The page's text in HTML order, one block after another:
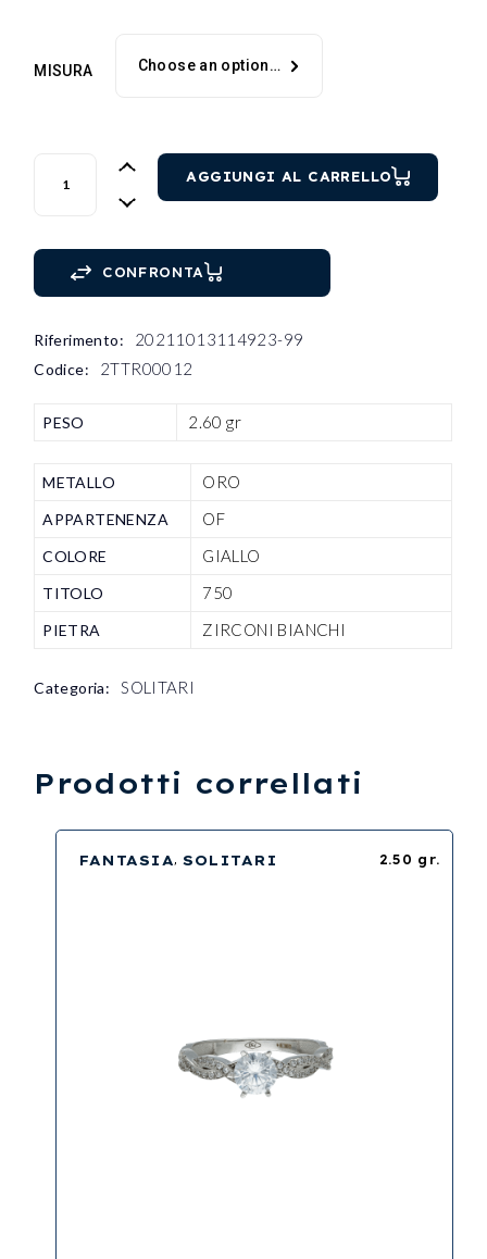
MISURA Choose an option…
ANELLO SOLITARIO FANTASIA OG quantity
AGGIUNGI AL CARRELLO
CONFRONTA
Riferimento: 20211013114923-99
Codice: 2TTR00012
PESO 2.60 gr
METALLO ORO
APPARTENENZA OF
COLORE GIALLO
TITOLO 750
PIETRA ZIRCONI BIANCHI
Categoria: SOLITARI
Prodotti correllati
2.50 gr.
FANTASIA SOLITARI